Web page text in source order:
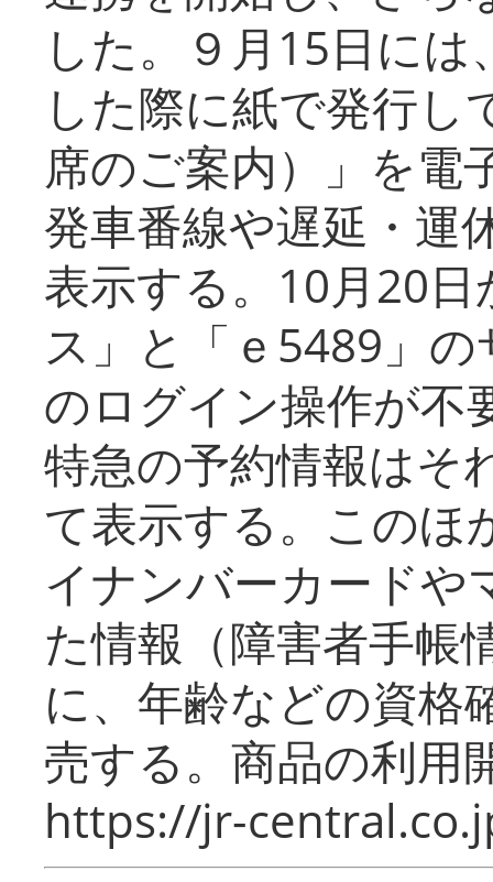
した。９月15日に
した際に紙で発行し
席のご案内）」を電
発車番線や遅延・運
表示する。10月20
ス」と「ｅ5489」
のログイン操作が不
特急の予約情報はそ
て表示する。このほ
イナンバーカードや
た情報（障害者手帳
に、年齢などの資格
売する。商品の利用
https://jr-